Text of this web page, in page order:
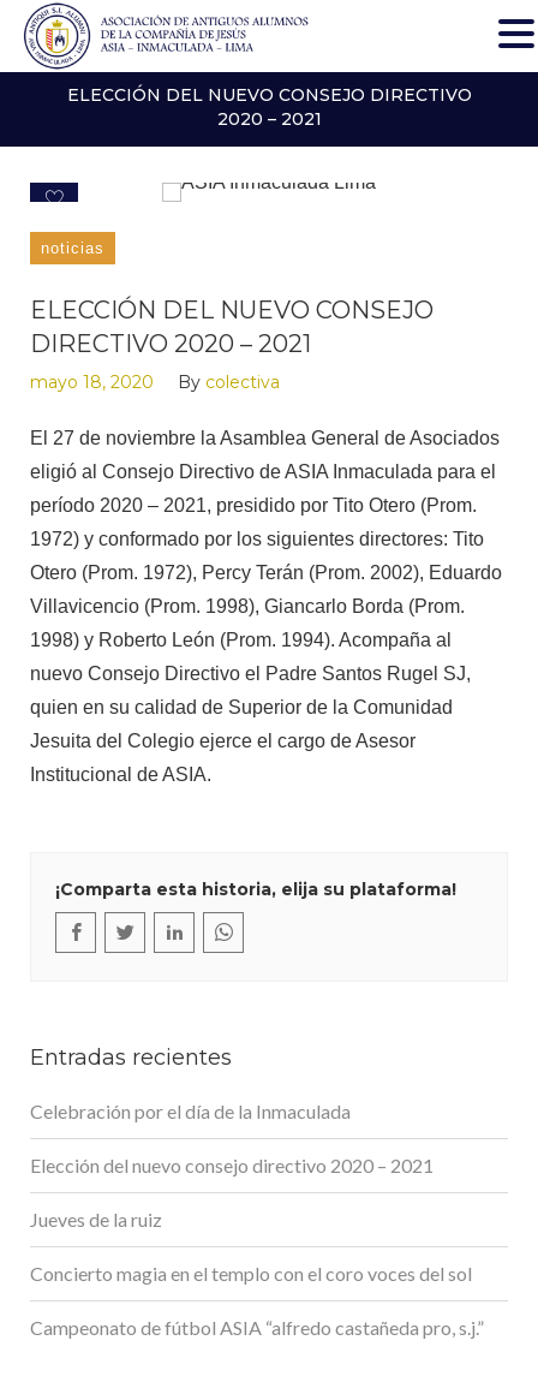
ELECCIÓN DEL NUEVO CONSEJO DIRECTIVO
2020 – 2021
noticias
ELECCIÓN DEL NUEVO CONSEJO
DIRECTIVO 2020 – 2021
mayo 18, 2020 By colectiva
El 27 de noviembre la Asamblea General de Asociados
eligió al Consejo Directivo de ASIA Inmaculada para el
período 2020 – 2021, presidido por Tito Otero (Prom.
1972) y conformado por los siguientes directores: Tito
Otero (Prom. 1972), Percy Terán (Prom. 2002), Eduardo
Villavicencio (Prom. 1998), Giancarlo Borda (Prom.
1998) y Roberto León (Prom. 1994). Acompaña al
nuevo Consejo Directivo el Padre Santos Rugel SJ,
quien en su calidad de Superior de la Comunidad
Jesuita del Colegio ejerce el cargo de Asesor
Institucional de ASIA.
¡Comparta esta historia, elija su plataforma!
Entradas recientes
Celebración por el día de la Inmaculada
Elección del nuevo consejo directivo 2020 – 2021
Jueves de la ruiz
Concierto magia en el templo con el coro voces del sol
Campeonato de fútbol ASIA “alfredo castañeda pro, s.j.”